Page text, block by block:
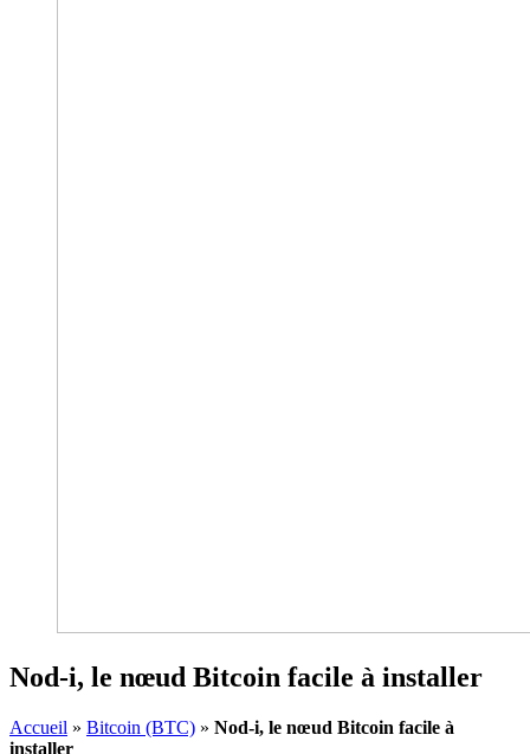
Nod-i, le nœud Bitcoin facile à installer
Accueil » Bitcoin (BTC) » Nod-i, le nœud Bitcoin facile à
installer